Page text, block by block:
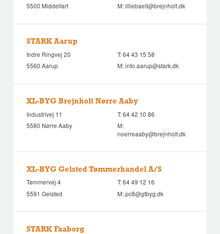
5500 Middelfart
M:lillebaelt@brejnholt.dk
STARK Aarup
Indre Ringvej 20
5560 Aarup
T:64 43 15 58
M:info.aarup@stark.dk
XL-BYG Brejnholt Nørre Aaby
Industrivej 11
5580 Nørre Aaby
T:64 42 10 86
M:
noerreaaby@brejnholt.dk
XL-BYG Gelsted Tømmerhandel A/S
Tømmervej 4
5591 Gelsted
T:64 49 12 16
M:pc8@gtbyg.dk
STARK Faaborg